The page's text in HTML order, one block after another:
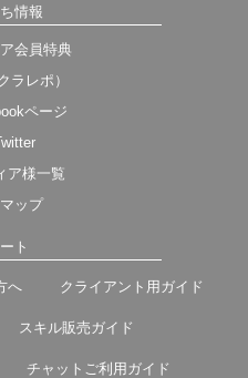
情報
会員特典
ラレポ）
ページ
ア様一覧
ップ
ト
へ クライアント用ガイド
スキル販売ガイド
チャットご利用ガイド